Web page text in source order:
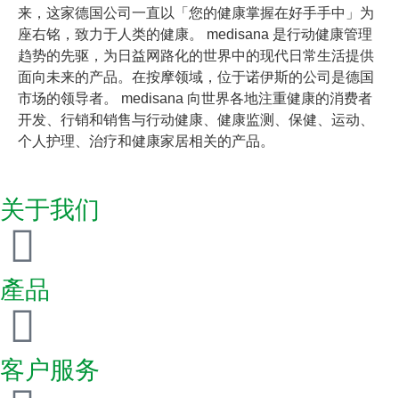
来，这家德国公司一直以「您的健康掌握在好手手中」为
座右铭，致力于人类的健康。 medisana 是行动健康管理
趋势的先驱，为日益网路化的世界中的现代日常生活提供
面向未来的产品。在按摩领域，位于诺伊斯的公司是德国
市场的领导者。 medisana 向世界各地注重健康的消费者
开发、行销和销售与行动健康、健康监测、保健、运动、
个人护理、治疗和健康家居相关的产品。
关于我们
產品
客户服务